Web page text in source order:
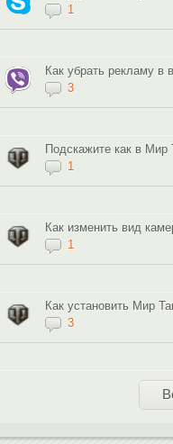
1
Как убрать рекламу в
3
Подскажите как в Мир
1
Как изменить вид
1
Как установить Мир
3